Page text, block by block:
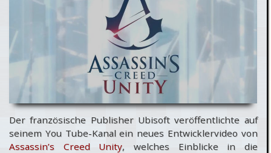
Der französische Publisher Ubisoft veröffentlichte auf
seinem You Tube-Kanal ein neues Entwicklervideo von
Assassin’s Creed Unity, welches Einblicke in die